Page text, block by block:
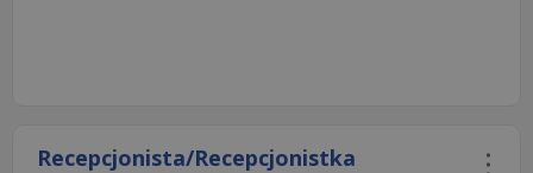
Recepcjonista/Recepcjonistka